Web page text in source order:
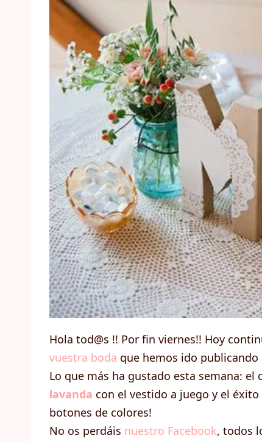
Hola tod@s !! Por fin viernes!! Hoy
vuestra boda que hemos ido
Lo que más ha gustado esta semana: el
lavanda con el vestido a juego y el éxito
botones de colores!
No os perdáis nuestro Facebook, todos